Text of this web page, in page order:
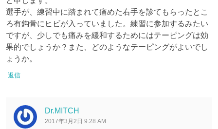
選手が、練習中に踏まれて痛めた右手を診てもらったとこ
ろ有鈎骨にヒビが入っていました。練習に参加するみたい
ですが、少しでも痛みを緩和するためにはテーピングは効
果的でしょうか？また、どのようなテーピングがよいでし
ょうか。
返信
Dr.MITCH
2017年3月2日 9:28 AM